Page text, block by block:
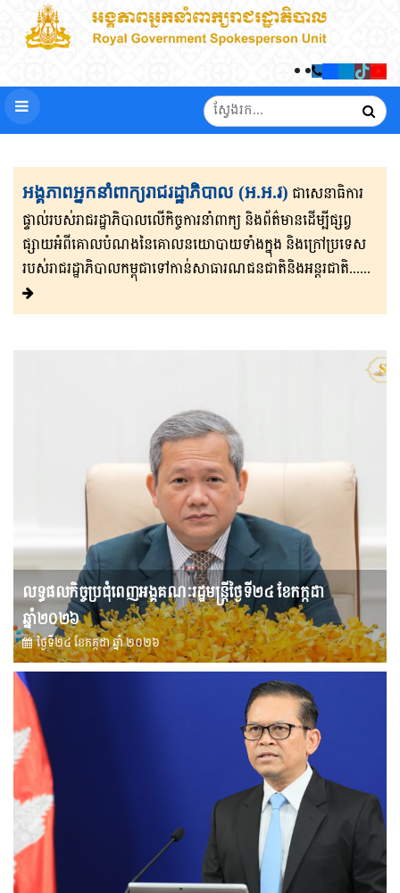
អង្គភាពអ្នកនាំពាក្យរាជរដ្ឋាភិបាល (អ.អ.រ) ជាសេនា​ធិ​កា​រ​​
ផ្ទាល់​របស់រាជរដ្ឋាភិ​បា​ល​លើ​កិច្ចការ​នាំពាក្យ និងព័ត៌មាន​ដើម្បីផ្សព្វ​
ផ្សាយ​​អំពីគោលបំណងនៃគោល​នយោបាយទាំងក្នុង និងក្រៅ​ប្រទេ​​ស​
របស់រាជរដ្ឋា​ភិ​បា​ល​កម្ពុជាទៅកាន់សាធារណជនជាតិនិងអន្តរជាតិ......
លទ្ធផលកិច្ចប្រជុំពេញអង្គគណៈរដ្ឋមន្រ្តីថ្ងៃទី២៤ ខែកក្កដា
ឆ្នាំ២០២៦
ថ្ងៃទី២៤ ខែ​កក្កដា ឆ្នាំ ២០២៦